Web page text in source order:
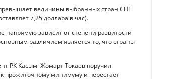
величины выбранных стран СНГ.
7,25 доллара в час).
зависит от степени развитости
различием является то, что страны
РК Касым–Жомарт Токаев поручил
прожиточному минимуму и перестает